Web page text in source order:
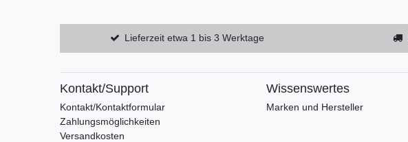
Lieferzeit etwa 1 bis 3 Werktage
Kontakt/Support
Kontakt/Kontaktformular
Zahlungsmöglichkeiten
Versandkosten
Wissenswertes
Marken und Hersteller